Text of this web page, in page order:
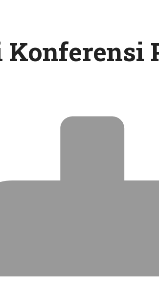
Konferensi